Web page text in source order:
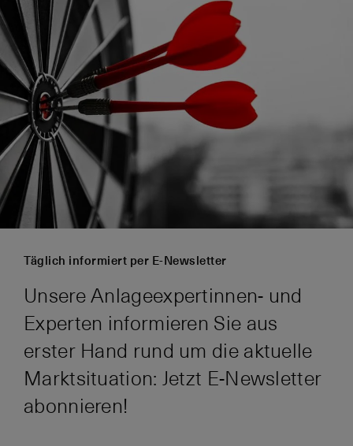
Täglich informiert per E-Newsletter
Unsere Anlageexpertinnen- und
Experten informieren Sie aus
erster Hand rund um die aktuelle
Marktsituation: Jetzt E-Newsletter
abonnieren!